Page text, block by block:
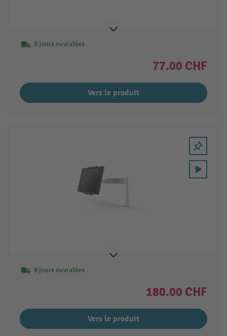
8 jours ouvrables
77.00 CHF
Vers le produit
8 jours ouvrables
180.00 CHF
Vers le produit